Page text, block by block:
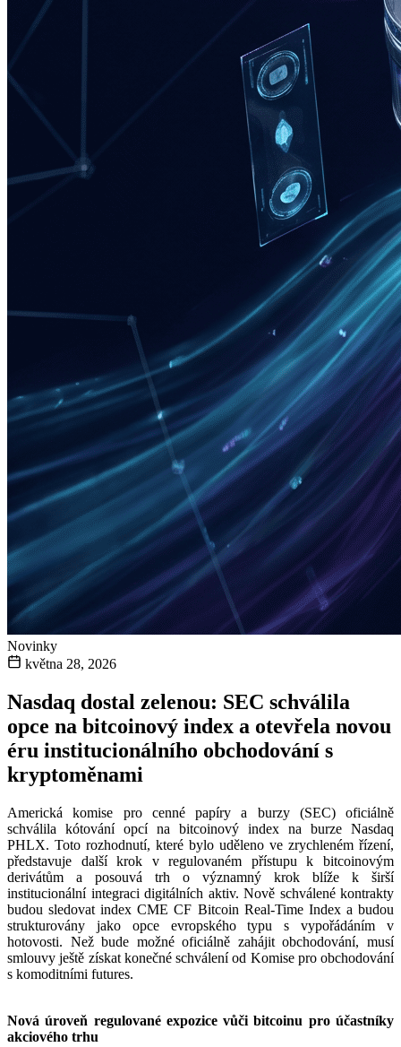
Novinky
května 28, 2026
Nasdaq dostal zelenou: SEC schválila
opce na bitcoinový index a otevřela novou
éru institucionálního obchodování s
kryptoměnami
Americká komise pro cenné papíry a burzy (SEC) oficiálně
schválila kótování opcí na bitcoinový index na burze Nasdaq
PHLX. Toto rozhodnutí, které bylo uděleno ve zrychleném řízení,
představuje další krok v regulovaném přístupu k bitcoinovým
derivátům a posouvá trh o významný krok blíže k širší
institucionální integraci digitálních aktiv. Nově schválené kontrakty
budou sledovat index CME CF Bitcoin Real-Time Index a budou
strukturovány jako opce evropského typu s vypořádáním v
hotovosti. Než bude možné oficiálně zahájit obchodování, musí
smlouvy ještě získat konečné schválení od Komise pro obchodování
s komoditními futures.
Nová úroveň regulované expozice vůči bitcoinu pro účastníky
akciového trhu